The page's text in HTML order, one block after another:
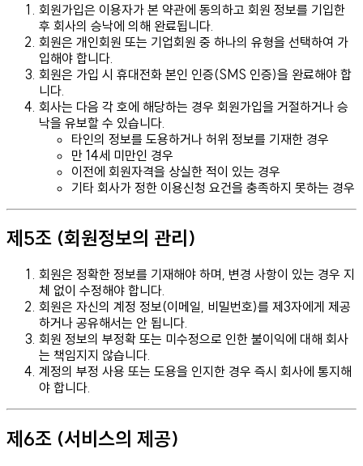
회원가입은 이용자가 본 약관에 동의하고 회원 정보를 기입한
후 회사의 승낙에 의해 완료됩니다.
회원은 개인회원 또는 기업회원 중 하나의 유형을 선택하여 가
입해야 합니다.
회원은 가입 시 휴대전화 본인 인증(SMS 인증)을 완료해야 합
니다.
회사는 다음 각 호에 해당하는 경우 회원가입을 거절하거나 승
낙을 유보할 수 있습니다.
타인의 정보를 도용하거나 허위 정보를 기재한 경우
만 14세 미만인 경우
이전에 회원자격을 상실한 적이 있는 경우
기타 회사가 정한 이용신청 요건을 충족하지 못하는 경우
제5조 (회원정보의 관리)
회원은 정확한 정보를 기재해야 하며, 변경 사항이 있는 경우 지
체 없이 수정해야 합니다.
회원은 자신의 계정 정보(이메일, 비밀번호)를 제3자에게 제공
하거나 공유해서는 안 됩니다.
회원 정보의 부정확 또는 미수정으로 인한 불이익에 대해 회사
는 책임지지 않습니다.
계정의 부정 사용 또는 도용을 인지한 경우 즉시 회사에 통지해
야 합니다.
제6조 (서비스의 제공)